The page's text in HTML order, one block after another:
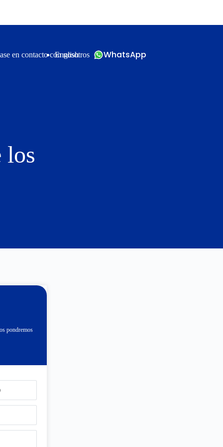
en contacto con nosotros
English WhatsApp
los
pondremos